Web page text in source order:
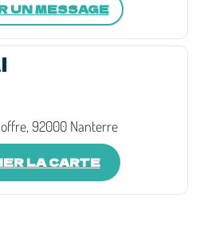
UN MESSAGE
92000 Nanterre
LA CARTE